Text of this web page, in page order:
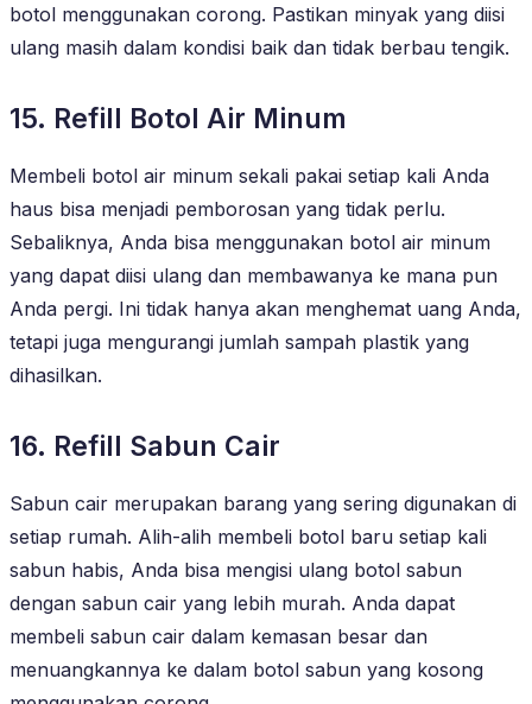
botol menggunakan corong. Pastikan minyak yang diisi
ulang masih dalam kondisi baik dan tidak berbau tengik.
15. Refill Botol Air Minum
Membeli botol air minum sekali pakai setiap kali Anda
haus bisa menjadi pemborosan yang tidak perlu.
Sebaliknya, Anda bisa menggunakan botol air minum
yang dapat diisi ulang dan membawanya ke mana pun
Anda pergi. Ini tidak hanya akan menghemat uang Anda,
tetapi juga mengurangi jumlah sampah plastik yang
dihasilkan.
16. Refill Sabun Cair
Sabun cair merupakan barang yang sering digunakan di
setiap rumah. Alih-alih membeli botol baru setiap kali
sabun habis, Anda bisa mengisi ulang botol sabun
dengan sabun cair yang lebih murah. Anda dapat
membeli sabun cair dalam kemasan besar dan
menuangkannya ke dalam botol sabun yang kosong